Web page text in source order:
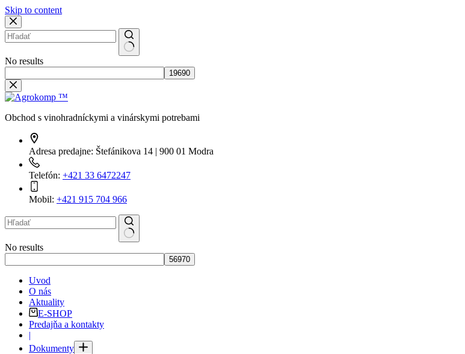
Skip to content
No results
Obchod s vinohradníckymi a vinárskymi potrebami
Adresa predajne: Štefánikova 14 | 900 01 Modra
Telefón: +421 33 6472247
Mobil: +421 915 704 966
No results
Uvod
O nás
Aktuality
E-SHOP
Predajňa a kontakty
|
Dokumenty